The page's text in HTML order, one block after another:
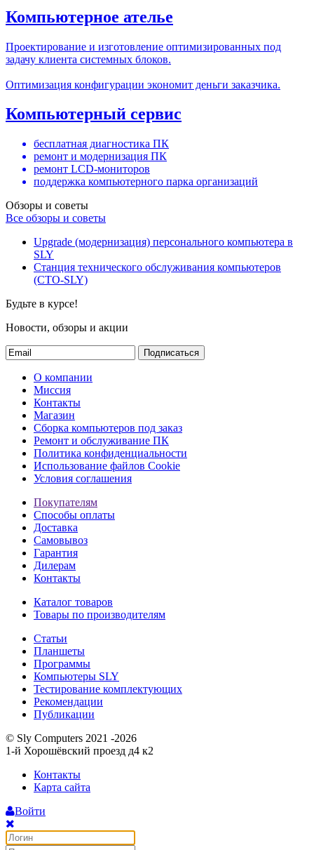
Компьютерное ателье
Проектирование и изготовление оптимизированных под
задачу клиента системных блоков.
Оптимизация конфигурации экономит деньги заказчика.
Компьютерный сервис
бесплатная диагностика ПК
ремонт и модернизация ПК
ремонт LCD-мониторов
поддержка компьютерного парка организаций
Обзоры и советы
Все обзоры и советы
Upgrade (модернизация) персонального компьютера в
SLY
Станция технического обслуживания компьютеров
(СТО-SLY)
Будьте в курсе!
Новости, обзоры и акции
Подписаться
О компании
Миссия
Контакты
Магазин
Сборка компьютеров под заказ
Ремонт и обслуживание ПК
Политика конфиденциальности
Использование файлов Cookie
Условия соглашения
Покупателям
Способы оплаты
Доставка
Самовывоз
Гарантия
Дилерам
Контакты
Каталог товаров
Товары по производителям
Статьи
Планшеты
Программы
Компьютеры SLY
Тестирование комплектующих
Рекомендации
Публикации
© Sly Computers 2021 -2026
1-й Хорошёвский проезд д4 к2
Контакты
Карта сайта
Войти